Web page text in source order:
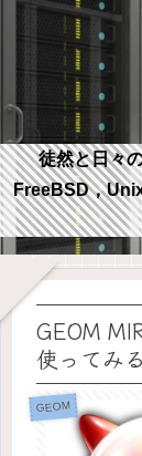
徒然と日々
FreeBSD，
GEOM
使ってみ
GEOM